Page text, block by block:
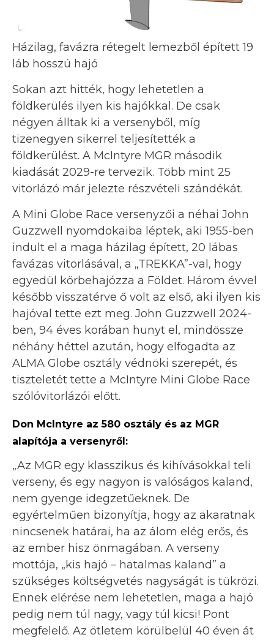
Házilag, favázra rétegelt lemezből épített 19
láb hosszú hajó
Sokan azt hitték, hogy lehetetlen a
földkerülés ilyen kis hajókkal. De csak
négyen álltak ki a versenyből, míg
tizenegyen sikerrel teljesítették a
földkerülést. A McIntyre MGR második
kiadását 2029-re tervezik. Több mint 25
vitorlázó már jelezte részvételi szándékát.
A Mini Globe Race versenyzői a néhai John
Guzzwell nyomdokaiba léptek, aki 1955-ben
indult el a maga házilag épített, 20 lábas
favázas vitorlásával, a „TREKKA”-val, hogy
egyedül körbehajózza a Földet. Három évvel
később visszatérve ő volt az első, aki ilyen kis
hajóval tette ezt meg. John Guzzwell 2024-
ben, 94 éves korában hunyt el, mindössze
néhány héttel azután, hogy elfogadta az
ALMA Globe osztály védnöki szerepét, és
tiszteletét tette a McIntyre Mini Globe Race
szólóvitorlázói előtt.
Don McIntyre az 580 osztály és az MGR
alapítója a versenyről:
„Az MGR egy klasszikus és kihívásokkal teli
verseny, és egy nagyon is valóságos kaland,
nem gyenge idegzetűeknek. De
egyértelműen bizonyítja, hogy az akaratnak
nincsenek határai, ha az álom elég erős, és
az ember hisz önmagában. A verseny
mottója, „kis hajó – hatalmas kaland” a
szükséges költségvetés nagyságát is tükrözi.
Ennek elérése nem lehetetlen, maga a hajó
pedig nem túl nagy, vagy túl kicsi! Pont
megfelelő. Az ötletem körülbelül 40 éven át